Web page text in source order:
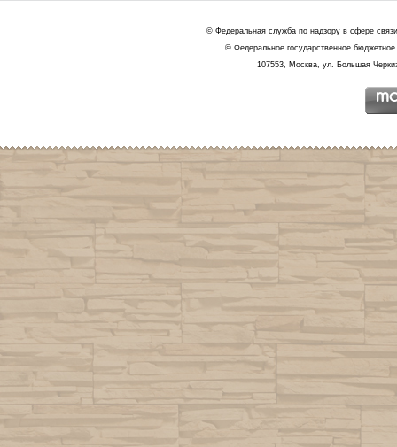
© Федеральная служба по надзору в сфере
© Федеральное государственное
107553, Москва, ул. Большая